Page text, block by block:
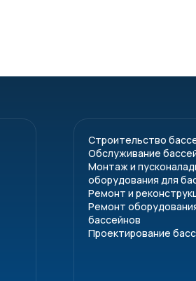
Строительство
Обслуживание
Монтаж и
оборудования для
Ремонт и
Ремонт
бассейнов
Проектирование